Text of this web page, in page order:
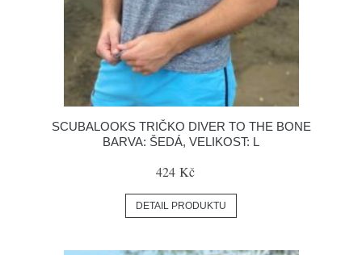
SCUBALOOKS TRIČKO DIVER TO THE BONE
BARVA: ŠEDÁ, VELIKOST: L
424 Kč
DETAIL PRODUKTU